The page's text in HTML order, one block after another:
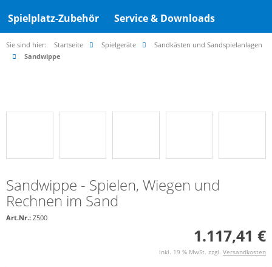
Spielplatz-Zubehör Service & Downloads
Sie sind hier: Startseite Spielgeräte
Sandkästen und Sandspielanlagen
Sandwippe
Sandwippe - Spielen, Wiegen und
Rechnen im Sand
Art.Nr.: Z500
1.117,41 €
inkl. 19 % MwSt. zzgl. Versandkosten